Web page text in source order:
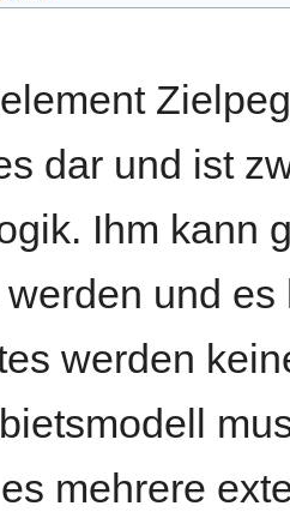
dar und ist
Ihm kann
und
werden
mehrere